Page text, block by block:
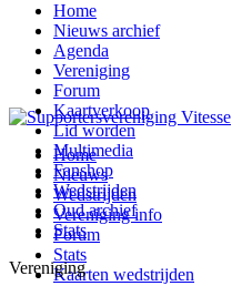
Home
Nieuws
Wedstrijden
Vereniging info
Forum
Stats
Kaarten wedstrijden
Home
Nieuws archief
Agenda
Vereniging
Forum
Kaartverkoop
Lid worden
Multimedia
Fanshop
Wedstrijden
Oud archief
Stats
Vereniging